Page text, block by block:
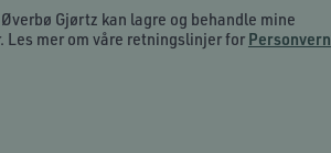
Gjørtz kan lagre og behandle mine
Les mer om våre retningslinjer forPersonvern